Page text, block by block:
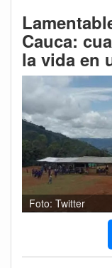
Cauca:
la vida en
Foto: Twitter